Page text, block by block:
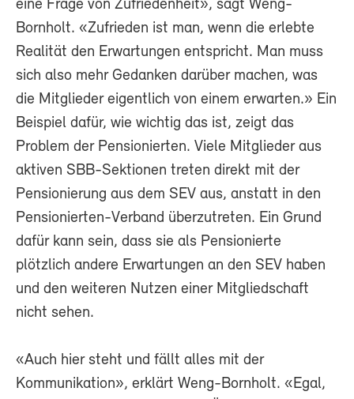
eine Frage von Zufriedenheit», sagt Weng-
Bornholt. «Zufrieden ist man, wenn die erlebte
Realität den Erwartungen entspricht. Man muss
sich also mehr Gedanken darüber machen, was
die Mitglieder eigentlich von einem erwarten.» Ein
Beispiel dafür, wie wichtig das ist, zeigt das
Problem der Pensionierten. Viele Mitglieder aus
aktiven SBB-Sektionen treten direkt mit der
Pensionierung aus dem SEV aus, anstatt in den
Pensionierten-Verband überzutreten. Ein Grund
dafür kann sein, dass sie als Pensionierte
plötzlich andere Erwartungen an den SEV haben
und den weiteren Nutzen einer Mitgliedschaft
nicht sehen.
«Auch hier steht und fällt alles mit der
Kommunikation», erklärt Weng-Bornholt. «Egal,